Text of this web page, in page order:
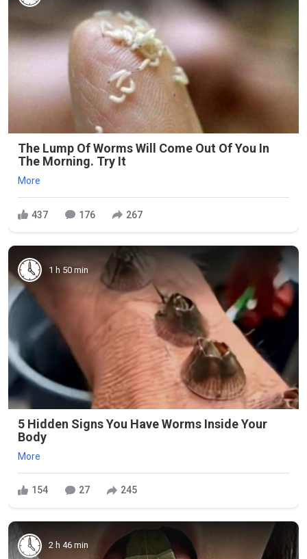
The Lump Of Worms Will Come Out Of You In
The Morning. Try It
More
437 176 267
1 h 50 min
5 Hidden Signs You Have Worms Inside Your
Body
More
154 27 245
2 h 46 min